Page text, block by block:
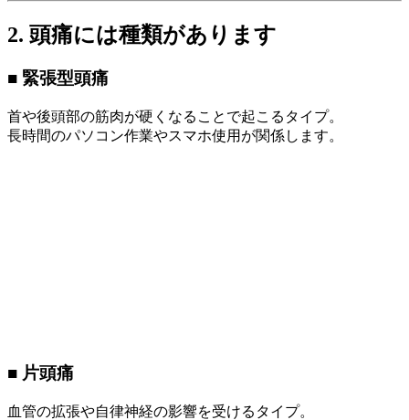
2. 頭痛には種類があります
■ 緊張型頭痛
首や後頭部の筋肉が硬くなることで起こるタイプ。
長時間のパソコン作業やスマホ使用が関係します。
■ 片頭痛
血管の拡張や自律神経の影響を受けるタイプ。